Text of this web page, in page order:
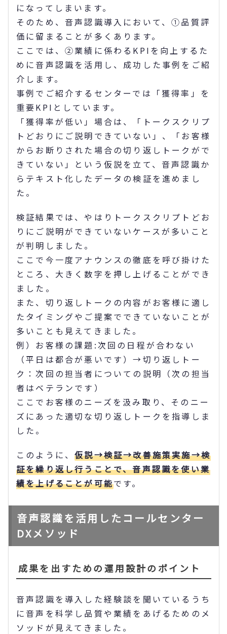
になってしまいます。
そのため、音声認識導入において、①品質評
価に留まることが多くあります。
ここでは、②業績に係わるKPIを向上するた
めに音声認識を活用し、成功した事例をご紹
介します。
事例でご紹介するセンターでは「獲得率」を
重要KPIとしています。
「獲得率が低い」場合は、「トークスクリプ
トどおりにご説明できていない」、「お客様
からお断りされた場合の切り返しトークがで
きていない」という仮説を立て、音声認識か
らテキスト化したデータの検証を進めまし
た。
検証結果では、やはりトークスクリプトどお
りにご説明ができていないケースが多いこと
が判明しました。
ここで今一度アナウンスの徹底を呼び掛けた
ところ、大きく数字を押し上げることができ
ました。
また、切り返しトークの内容がお客様に適し
たタイミングやご提案でできていないことが
多いことも見えてきました。
例）お客様の課題:次回の日程が合わない
（平日は都合が悪いです）→切り返しトー
ク：次回の担当者についての説明（次の担当
者はベテランです）
ここでお客様のニーズを汲み取り、そのニー
ズにあった適切な切り返しトークを指導しま
した。
このように、仮説→検証→改善施策実施→検
証を繰り返し行うことで、音声認識を使い業
績を上げることが可能です。
音声認識を活用したコールセンター
DXメソッド
成果を出すための運用設計のポイント
音声認識を導入した経験談を聞いているうち
に音声を科学し品質や業績をあげるためのメ
ソッドが見えてきました。